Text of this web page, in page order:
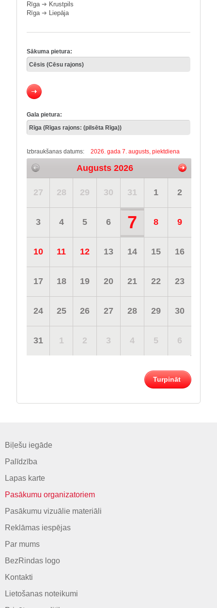
Rīga➔ Krustpils
Rīga➔ Liepāja
Sākuma pietura:
Gala pietura:
Izbraukšanas datums: 2026. gada 7. augusts, piektdiena
Augusts 2026
27 28 29 30 31 1 2
3 4 5 6 7 8 9
10 11 12 13 14 15 16
17 18 19 20 21 22 23
24 25 26 27 28 29 30
31 1 2 3 4 5 6
Turpināt
Biļešu iegāde
Palīdzība
Lapas karte
Pasākumu organizatoriem
Pasākumu vizuālie materiāli
Reklāmas iespējas
Par mums
BezRindas logo
Kontakti
Lietošanas noteikumi